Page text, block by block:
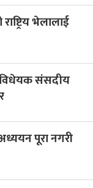
भेलालाई
विधेयक संसदीय
पूरा नगरी